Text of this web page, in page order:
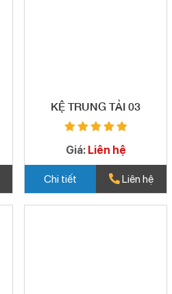
KỆ TRUNG TẢI 03
Giá: Liên hệ
Chi tiết Liên hệ